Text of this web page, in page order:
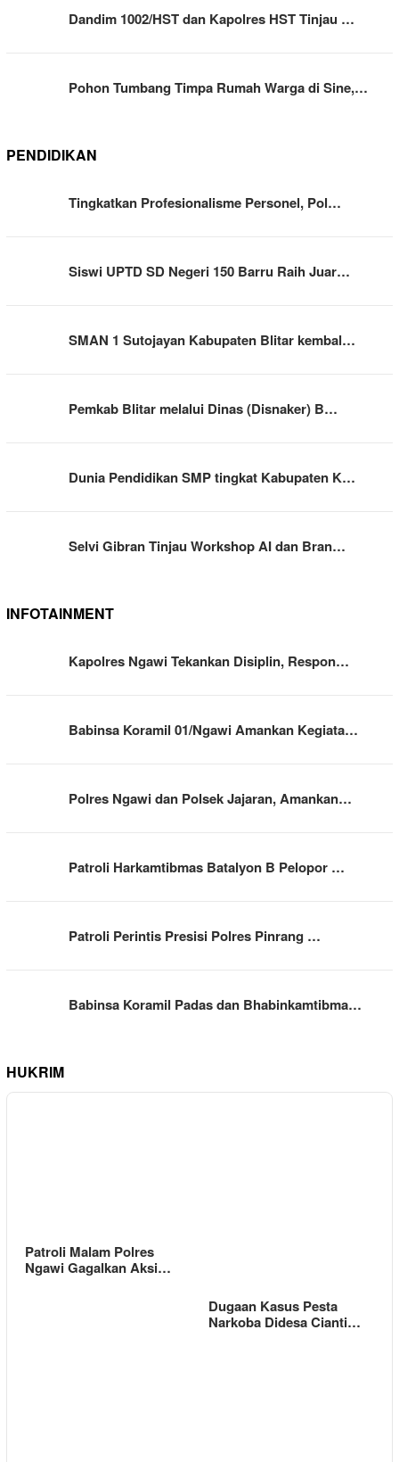
Dandim 1002/HST dan Kapolres HST Tinjau …
Pohon Tumbang Timpa Rumah Warga di Sine,…
PENDIDIKAN
Tingkatkan Profesionalisme Personel, Pol…
Siswi UPTD SD Negeri 150 Barru Raih Juar…
SMAN 1 Sutojayan Kabupaten Blitar kembal…
Pemkab Blitar melalui Dinas (Disnaker) B…
Dunia Pendidikan SMP tingkat Kabupaten K…
Selvi Gibran Tinjau Workshop AI dan Bran…
INFOTAINMENT
Kapolres Ngawi Tekankan Disiplin, Respon…
Babinsa Koramil 01/Ngawi Amankan Kegiata…
Polres Ngawi dan Polsek Jajaran, Amankan…
Patroli Harkamtibmas Batalyon B Pelopor …
Patroli Perintis Presisi Polres Pinrang …
Babinsa Koramil Padas dan Bhabinkamtibma…
HUKRIM
Patroli Malam Polres
Ngawi Gagalkan Aksi…
Dugaan Kasus Pesta
Narkoba Didesa Cianti…